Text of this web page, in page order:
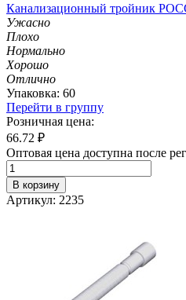
Канализационный тройник
Ужасно
Плохо
Нормально
Хорошо
Отлично
Упаковка: 60
Перейти в группу
Розничная цена:
66.72 ₽
Оптовая цена доступна после
В корзину
Артикул: 2235